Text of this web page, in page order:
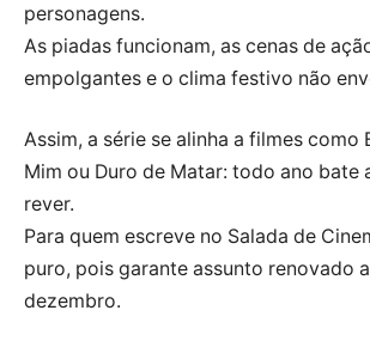
personagens.
As piadas funcionam, as cenas de
empolgantes e o clima festivo não
Assim, a série se alinha a filmes como
Mim ou Duro de Matar: todo ano bate
rever.
Para quem escreve no Salada de
puro, pois garante assunto renovado
dezembro.